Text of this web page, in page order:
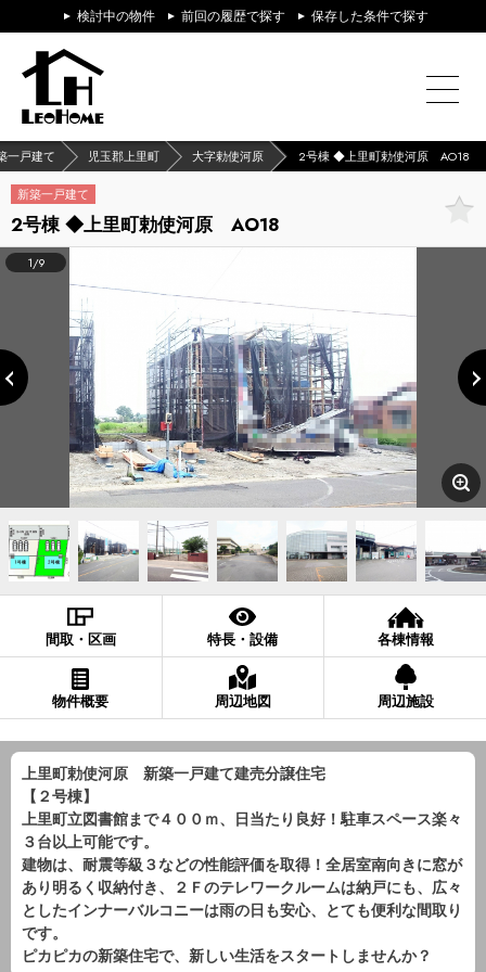
検討中の物件 前回の履歴で探す 保存した条件で探す
一戸建て 児玉郡上里町 大字勅使河原 2号棟 ◆上里町勅使河原 AO18
新築一戸建て
2号棟 ◆上里町勅使河原 AO18
1/9
間取・区画 特長・設備 各棟情報
物件概要 周辺地図 周辺施設
上里町勅使河原 新築一戸建て建売分譲住宅
【２号棟】
上里町立図書館まで４００ｍ、日当たり良好！駐車スペース楽々
３台以上可能です。
建物は、耐震等級３などの性能評価を取得！全居室南向きに窓が
あり明るく収納付き、２Ｆのテレワークルームは納戸にも、広々
としたインナーバルコニーは雨の日も安心、とても便利な間取り
です。
ピカピカの新築住宅で、新しい生活をスタートしませんか？